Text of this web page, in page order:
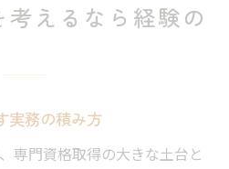
えるなら経験の
実務の積み方
専門資格取得の大きな土台と